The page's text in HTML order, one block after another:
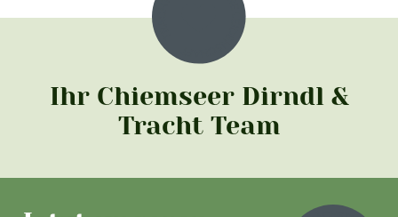
Ihr Chiemseer Dirndl &
Tracht Team